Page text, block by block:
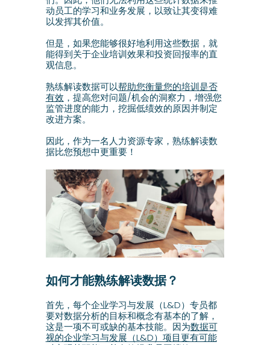
动员工的学习和业务发展，以致让其变得难
以发挥其价值。
但是，如果您能够很好地利用这些数据，就
能得到关于企业培训效果和投资回报率的直
观信息。
熟练解读数据可以帮助您衡量您的培训是否
有效 ，提高您对问题/机会的洞察力，增强您
监管进度的能力，挖掘低绩效的原因并制定
改进方案。
因此，作为一名人力资源专家，熟练解读数
据比您预想中更重要！
如何才能熟练解读数据？
首先，每个企业学习与发展（L&D）专员都
要对数据分析的目标和概念有基本的了解，
这是一项不可或缺的基本技能。因为数据可
视的企业学习与发展（L&D）项目更有可能